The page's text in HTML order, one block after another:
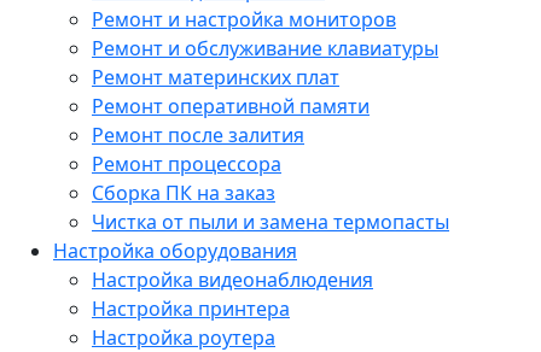
Ремонт и настройка мониторов
Ремонт и обслуживание клавиатуры
Ремонт материнских плат
Ремонт оперативной памяти
Ремонт после залития
Ремонт процессора
Сборка ПК на заказ
Чистка от пыли и замена термопасты
Настройка оборудования
Настройка видеонаблюдения
Настройка принтера
Настройка роутера